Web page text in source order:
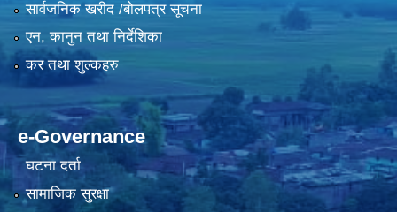
सार्वजनिक खरीद /बोलपत्र सूचना
एन, कानुन तथा निर्देशिका
कर तथा शुल्कहरु
e-Governance
घटना दर्ता
सामाजिक सुरक्षा